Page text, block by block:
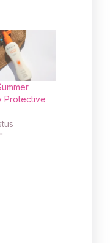
Protective